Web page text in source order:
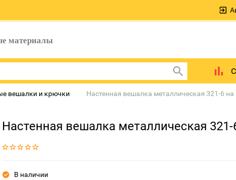
материалы
вешалки и крючки Настенная вешалка металлическая 321-6
Настенная вешалка металлическая
В наличии